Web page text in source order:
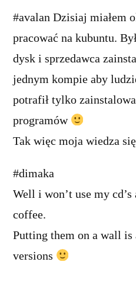
#avalan Dzisiaj miałem
pracować na kubuntu.
dysk i sprzedawca
jednym kompie aby
potrafił tylko
programów
Tak więc moja wiedza
#dimaka
Well i won’t use my
coffee.
Putting them on a wall
versions